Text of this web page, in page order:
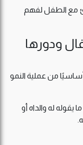
مع الطفل لفهم
ودورها
من عملية النمو
له والداه أو